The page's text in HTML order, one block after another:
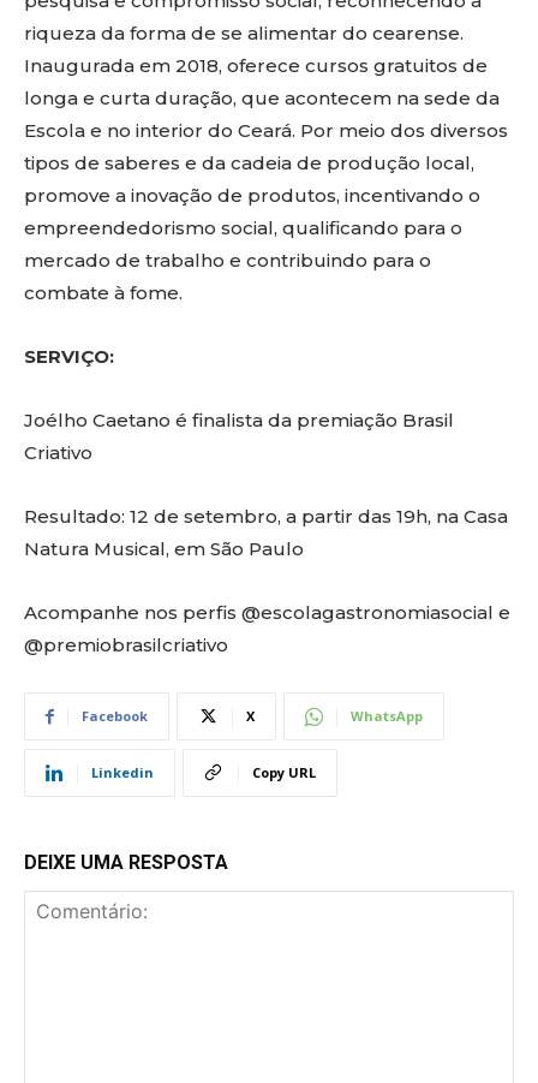
riqueza da forma de se alimentar do cearense.
Inaugurada em 2018, oferece cursos gratuitos de
longa e curta duração, que acontecem na sede da
Escola e no interior do Ceará. Por meio dos diversos
tipos de saberes e da cadeia de produção local,
promove a inovação de produtos, incentivando o
empreendedorismo social, qualificando para o
mercado de trabalho e contribuindo para o
combate à fome.
SERVIÇO:
Joélho Caetano é finalista da premiação Brasil
Criativo
Resultado: 12 de setembro, a partir das 19h, na Casa
Natura Musical, em São Paulo
Acompanhe nos perfis @escolagastronomiasocial e
@premiobrasilcriativo
Facebook X WhatsApp
Linkedin Copy URL
DEIXE UMA RESPOSTA